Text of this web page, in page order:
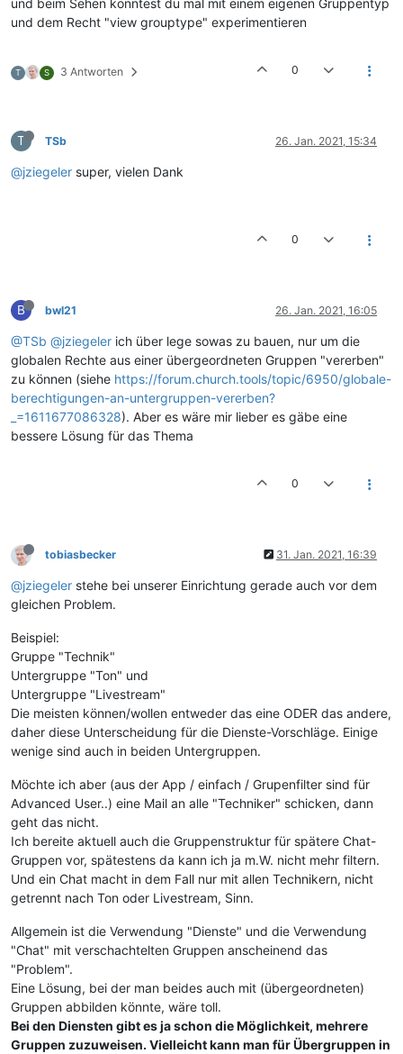
und dem Recht "view grouptype" experimentieren
T S 3 Antworten 0
T TSb 26. Jan. 2021, 15:34
@jziegeler super, vielen Dank
0
B bwl21 26. Jan. 2021, 16:05
@TSb @jziegeler ich über lege sowas zu bauen, nur um die
globalen Rechte aus einer übergeordneten Gruppen "vererben"
zu können (siehe https://forum.church.tools/topic/6950/globale-
berechtigungen-an-untergruppen-vererben?
_=1611677086328). Aber es wäre mir lieber es gäbe eine
bessere Lösung für das Thema
0
tobiasbecker 31. Jan. 2021, 16:39
@jziegeler stehe bei unserer Einrichtung gerade auch vor dem
gleichen Problem.
Beispiel:
Gruppe "Technik"
Untergruppe "Ton" und
Untergruppe "Livestream"
Die meisten können/wollen entweder das eine ODER das andere,
daher diese Unterscheidung für die Dienste-Vorschläge. Einige
wenige sind auch in beiden Untergruppen.
Möchte ich aber (aus der App / einfach / Grupenfilter sind für
Advanced User..) eine Mail an alle "Techniker" schicken, dann
geht das nicht.
Ich bereite aktuell auch die Gruppenstruktur für spätere Chat-
Gruppen vor, spätestens da kann ich ja m.W. nicht mehr filtern.
Und ein Chat macht in dem Fall nur mit allen Technikern, nicht
getrennt nach Ton oder Livestream, Sinn.
Allgemein ist die Verwendung "Dienste" und die Verwendung
"Chat" mit verschachtelten Gruppen anscheinend das
"Problem".
Eine Lösung, bei der man beides auch mit (übergeordneten)
Gruppen abbilden könnte, wäre toll.
Bei den Diensten gibt es ja schon die Möglichkeit, mehrere
Gruppen zuzuweisen. Vielleicht kann man für Übergruppen in